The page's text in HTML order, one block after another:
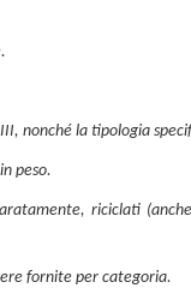
nonché la tipologia
peso.
riciclati
fornite per categoria.